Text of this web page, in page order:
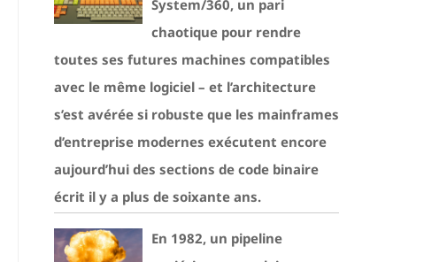
System/360, un pari
chaotique pour rendre
toutes ses futures machines compatibles
avec le même logiciel – et l’architecture
s’est avérée si robuste que les mainframes
d’entreprise modernes exécutent encore
aujourd’hui des sections de code binaire
écrit il y a plus de soixante ans.
En 1982, un pipeline